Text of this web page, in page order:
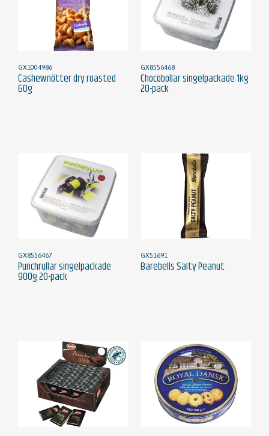
GX1004986
Cashewnötter dry roasted
60g
GX8556468
Chocobollar singelpackade 1kg
20-pack
GX8556467
Punchrullar singelpackade
900g 20-pack
GX51691
Barebells Salty Peanut